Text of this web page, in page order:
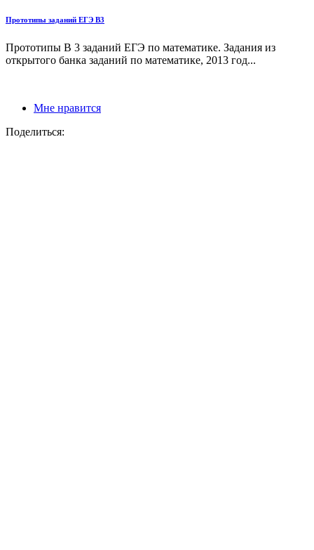
Прототипы заданий ЕГЭ В3
Прототипы В 3 заданий ЕГЭ по математике. Задания из
открытого банка заданий по математике, 2013 год...
Мне нравится
Поделиться: